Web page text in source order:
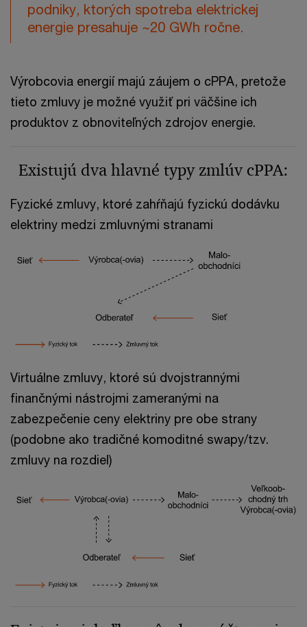
podniky, ktorých spotreba elektrickej
energie presahuje ~20 GWh ročne.
Výrobcovia energií majú záujem o cPPA, pretože
tieto zmluvy je možné využiť pri väčšine ich
produktov z obnoviteľných zdrojov energie.
Existujú dva hlavné typy zmlúv cPPA:
Fyzické zmluvy, ktoré zahŕňajú fyzickú dodávku
elektriny medzi zmluvnými stranami
Virtuálne zmluvy, ktoré sú dvojstrannými
finančnými nástrojmi zameranými na
zabezpečenie ceny elektriny pre obe strany
(podobne ako tradičné komoditné swapy/tzv.
zmluvy na rozdiel)